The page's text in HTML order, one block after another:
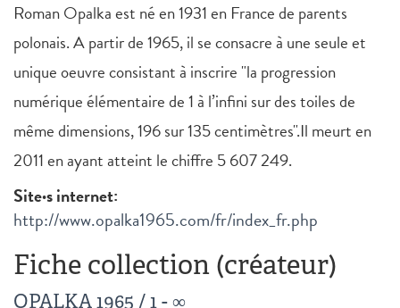
Roman Opalka est né en 1931 en France de parents
polonais. A partir de 1965, il se consacre à une seule et
unique oeuvre consistant à inscrire "la progression
numérique élémentaire de 1 à l’infini sur des toiles de
même dimensions, 196 sur 135 centimètres".Il meurt en
2011 en ayant atteint le chiffre 5 607 249.
Site·s internet:
http://www.opalka1965.com/fr/index_fr.php
Fiche collection (créateur)
OPALKA 1965 / 1 - ∞